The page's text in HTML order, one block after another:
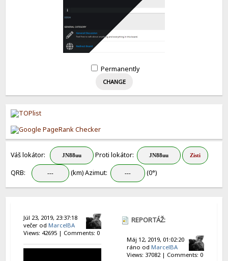
Permanently
Váš lokátor: Proti lokátor:
QRB: (km) Azimut: (0°)
Júl 23, 2019, 23:37:18
večer od MarcelBA
Views: 42695 | Comments: 0
REPORTÁŽ:
RADIOAMATÉŘI
Máj 12, 2019, 01:02:20
ráno od MarcelBA
Views: 37082 | Comments: 0